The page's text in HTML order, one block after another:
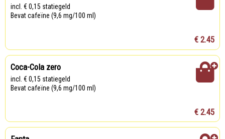
incl. € 0,15 statiegeld
Bevat cafeïne (9,6 mg/100 ml)
€ 2.45
Coca-Cola zero
incl. € 0,15 statiegeld
Bevat cafeïne (9,6 mg/100 ml)
€ 2.45